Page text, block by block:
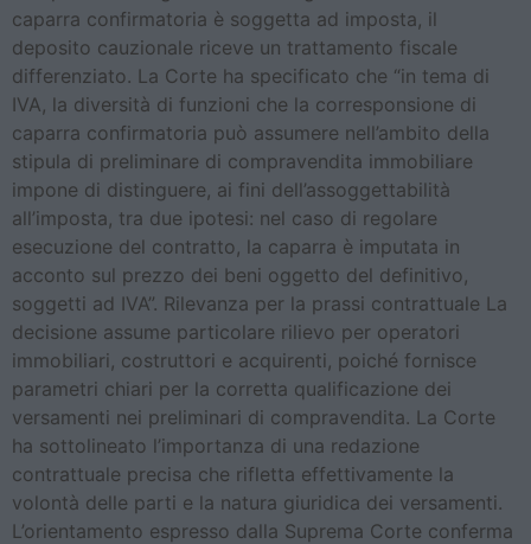
caparra confirmatoria è soggetta ad imposta, il
deposito cauzionale riceve un trattamento fiscale
differenziato. La Corte ha specificato che “in tema di
IVA, la diversità di funzioni che la corresponsione di
caparra confirmatoria può assumere nell’ambito della
stipula di preliminare di compravendita immobiliare
impone di distinguere, ai fini dell’assoggettabilità
all’imposta, tra due ipotesi: nel caso di regolare
esecuzione del contratto, la caparra è imputata in
acconto sul prezzo dei beni oggetto del definitivo,
soggetti ad IVA”. Rilevanza per la prassi contrattuale La
decisione assume particolare rilievo per operatori
immobiliari, costruttori e acquirenti, poiché fornisce
parametri chiari per la corretta qualificazione dei
versamenti nei preliminari di compravendita. La Corte
ha sottolineato l’importanza di una redazione
contrattuale precisa che rifletta effettivamente la
volontà delle parti e la natura giuridica dei versamenti.
L’orientamento espresso dalla Suprema Corte conferma